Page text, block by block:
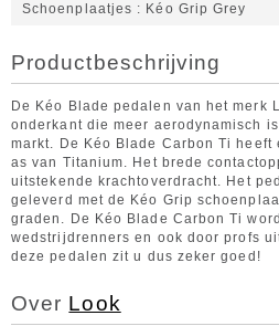
Schoenplaatjes Kéo Grip Grey
Productbeschrijving
De Kéo Blade pedalen van het merk
onderkant die meer aerodynamisch
markt. De Kéo Blade Carbon Ti heeft
as van Titanium. Het brede
uitstekende krachtoverdracht. Het
geleverd met de Kéo Grip
graden. De Kéo Blade Carbon Ti
wedstrijdrenners en ook door profs
deze pedalen zit u dus zeker goed!
Over Look